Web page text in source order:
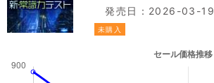
発売日：2026-03-19
未購入